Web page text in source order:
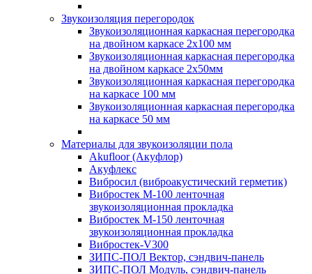
Звукоизоляция перегородок
Звукоизоляционная каркасная перегородка
на двойном каркасе 2х100 мм
Звукоизоляционная каркасная перегородка
на двойном каркасе 2х50мм
Звукоизоляционная каркасная перегородка
на каркасе 100 мм
Звукоизоляционная каркасная перегородка
на каркасе 50 мм
Материалы для звукоизоляции пола
Akufloor (Акуфлор)
Акуфлекс
Вибросил (виброакустический герметик)
Вибростек М-100 ленточная
звукоизоляционная прокладка
Вибростек М-150 ленточная
звукоизоляционная прокладка
Вибростек-V300
ЗИПС-ПОЛ Вектор, сэндвич-панель
ЗИПС-ПОЛ Модуль, сэндвич-панель